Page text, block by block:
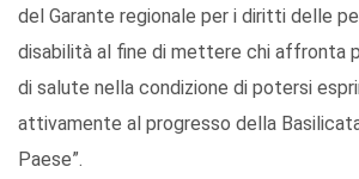
del Garante regionale per i diritti delle
disabilità al fine di mettere chi affronta
di salute nella condizione di potersi
attivamente al progresso della
Paese”.